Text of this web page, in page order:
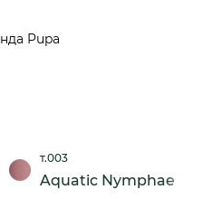
Pupa
т.003
Aquatic Nymphae